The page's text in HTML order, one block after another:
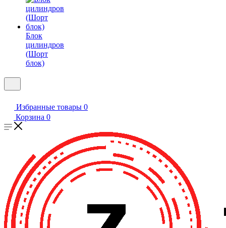
Блок
цилиндров
(Шорт
блок)
Избранные товары 0
Корзина 0